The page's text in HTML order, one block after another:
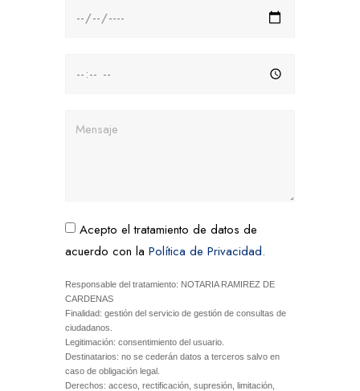
Acepto el tratamiento de datos de
acuerdo con laPolítica de Privacidad.
Responsable del tratamiento: NOTARIA RAMIREZ DE
CARDENAS
Finalidad: gestión del servicio de gestión de consultas de
ciudadanos.
Legitimación: consentimiento del usuario.
Destinatarios: no se cederán datos a terceros salvo en
caso de obligación legal.
Derechos: acceso, rectificación, supresión, limitación,